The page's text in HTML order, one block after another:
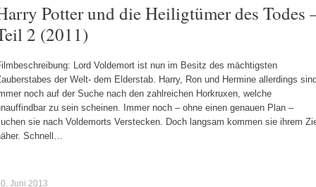
Potter und die Heiligtümer des Todes
2 (2011)
Lord Voldemort ist nun im Besitz des mächtigsten
der Welt- dem Elderstab. Harry, Ron und Hermine allerdings sind
noch auf der Suche nach den zahlreichen Horkruxen, welche
zu sein scheinen. Immer noch – ohne einen genauen Plan –
sie nach Voldemorts Verstecken. Doch langsam kommen sie ihrem
Schnell…
Juni 2013